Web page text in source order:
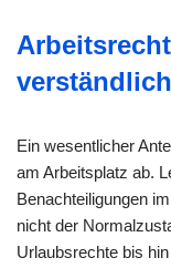
Ein wesentlicher
am Arbeitsplatz ab.
Benachteiligungen
nicht der
Urlaubsrechte bis